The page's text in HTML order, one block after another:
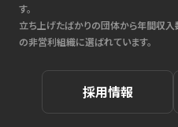
す。
立ち上げたばかりの団体から年間収
の非営利組織に選ばれています。
採用情報